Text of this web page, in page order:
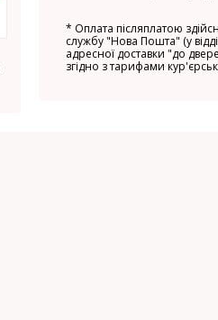
* Оплата післяплатою
службу "Нова Пошта" (у
адресної доставки "до
згідно з тарифами